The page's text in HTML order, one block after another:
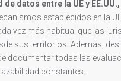
datos entre la UE y EE.UU.,
establecidos en la
vez más habitual que las
sus territorios. Además,
documentar todas las
constantes.